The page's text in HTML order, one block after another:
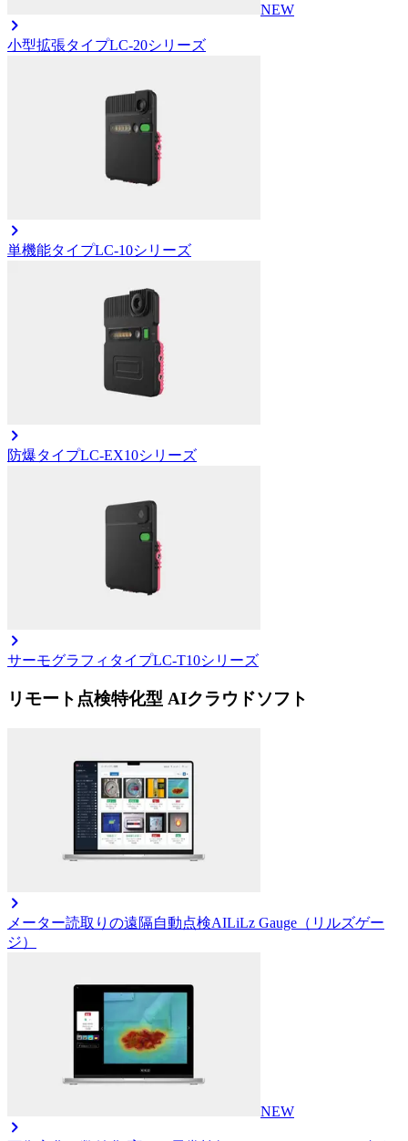
NEW
小型拡張タイプLC-20シリーズ
単機能タイプLC-10シリーズ
防爆タイプLC-EX10シリーズ
サーモグラフィタイプLC-T10シリーズ
リモート点検特化型 AIクラウドソフト
メーター読取りの遠隔自動点検AILiLz Gauge（リルズゲー
ジ）
NEW